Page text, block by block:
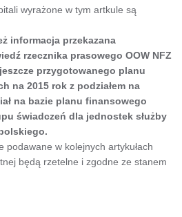
wyrażone w tym artkule są
informacja przekazana
rzecznika prasowego OOW NFZ
przygotowanego planu
na 2015 rok z podziałem na
na bazie planu finansowego
świadczeń dla jednostek służby
podawane w kolejnych artykułach
będą rzetelne i zgodne ze stanem